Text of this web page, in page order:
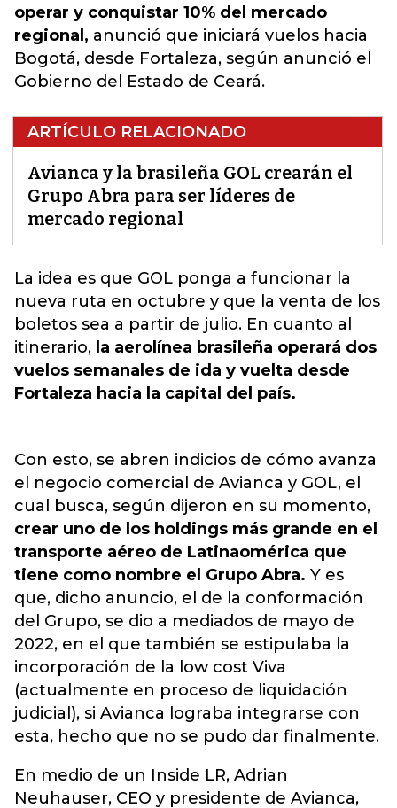
operar y conquistar 10% del mercado
regional, anunció que iniciará vuelos hacia
Bogotá, desde Fortaleza, según anunció el
Gobierno del Estado de Ceará.
ARTÍCULO RELACIONADO
Avianca y la brasileña GOL crearán el
Grupo Abra para ser líderes de
mercado regional
La idea es que GOL ponga a funcionar l a
nueva ruta en octubre y que la venta de los
boletos sea a partir de julio. En cuanto al
itinerario, la aerolínea brasileña operará dos
vuelos semanales de ida y vuelta desde
Fortaleza hacia la capital del país.
Con esto, se abren indicios de cómo avanza
el negocio comercial de Avianca y GOL, el
cual busca, según dijeron en su momento,
crear uno de los holdings más grande en el
transporte aéreo de Latinaomérica que
tiene como nombre el Grupo Abra. Y es
que, dicho anuncio, el de la conformación
del Grupo, se dio a mediados de mayo de
2022, en el que también se estipulaba la
incorporación de la low cost Viva
(actualmente en proceso de liquidación
judicial), si Avianca lograba integrarse con
esta, hecho que no se pudo dar finalmente.
En medio de un Inside LR, Adrian
Neuhauser, CEO y presidente de Avianca,